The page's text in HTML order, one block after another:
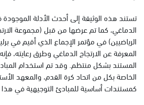
تستند هذه الوثيقة إلى أحدث الأدلة الموجودة
الدماغي، كما تم عرضها من قبل (مجموعة
الرياضيين) في مؤتمر الإجماع الذي أقيم في
المعرفة عن الارتجاج الدماغي وطرق رعايته،
المستند بشكل منتظم. وقد تم استخدام
الخاصة بكل من اتحاد كرة القدم، والمعهد
كمستندات أساسية للمبادئ التوجيهية في هذا